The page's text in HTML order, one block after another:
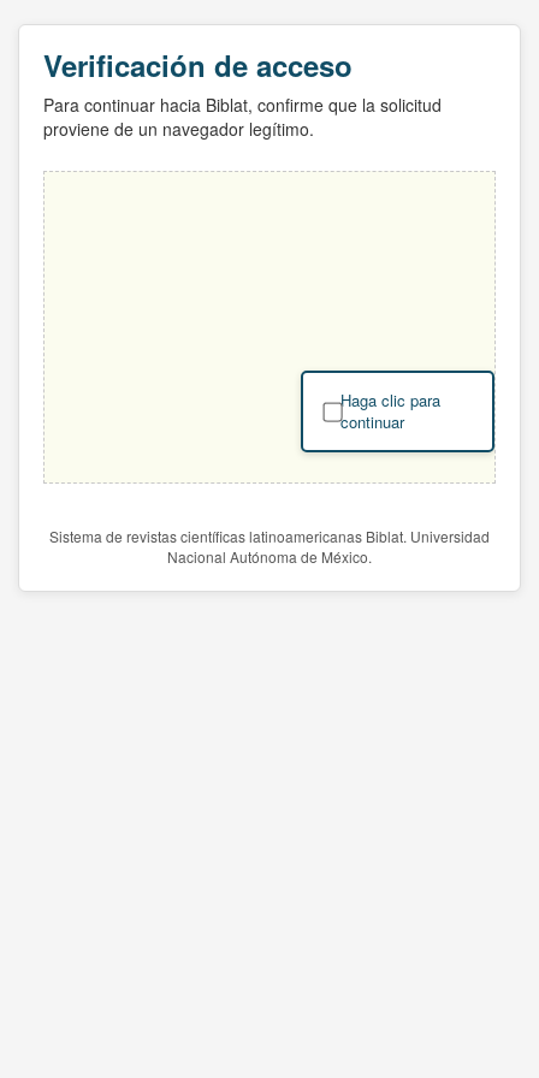
Verificación de acceso
Para continuar hacia Biblat, confirme que la solicitud
proviene de un navegador legítimo.
Haga clic para
continuar
Sistema de revistas científicas latinoamericanas Biblat. Universidad
Nacional Autónoma de México.